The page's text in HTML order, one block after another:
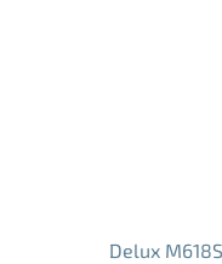
Delux